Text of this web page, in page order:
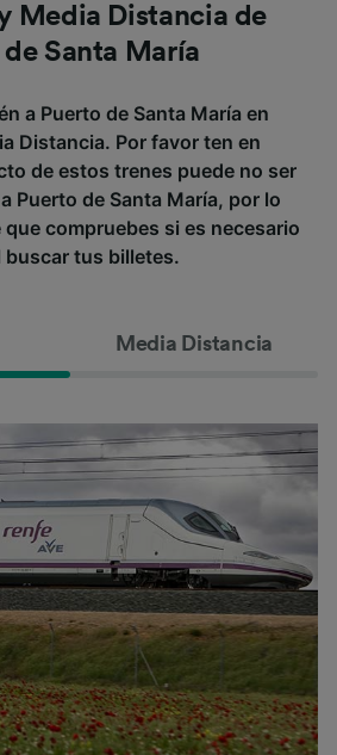
Media Distancia de
Santa María
a Puerto de Santa María en
Distancia. Por favor ten en
de estos trenes puede no ser
Puerto de Santa María, por lo
compruebes si es necesario
tus billetes.
Media Distancia